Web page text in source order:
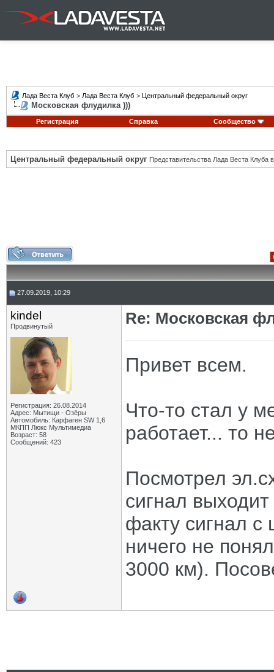
Лада Веста Клуб > Лада Веста Клуб > Центральный федеральный округ
Московская флудилка )))
Регистрация Справка Сообщество
Центральный федеральный округ Представительства Лада Веста Клуба
27.09.2019, 10:29
kindel
Продвинутый
Регистрация: 26.08.2014
Адрес: Мытищи - Озёры
Автомобиль: Карфаген SW 1,6
МКПП Люкс Мультимедиа
Возраст: 58
Сообщений: 423
Re: Московская
Привет всем.
Что-то стал у
работает... то
Посмотрел
сигнал
факту сигнал с
ничего не
3000 км).